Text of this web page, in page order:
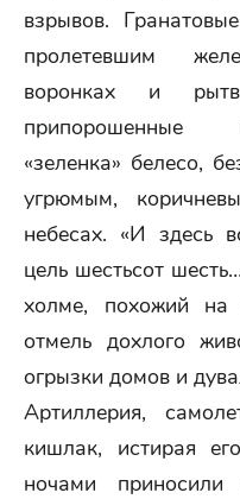
взрывов.
пролетевшим
воронках и
припорошенные
«зеленка» белесо,
угрюмым,
небесах. «И здесь
цель шестьсот
холме, похожий на
отмель дохлого
огрызки домов и
Артиллерия,
кишлак, истирая
ночами